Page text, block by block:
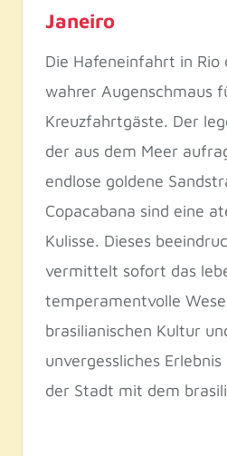
Janeiro
Die Hafeneinfahrt in Rio
wahrer Augenschmaus
Kreuzfahrtgäste. Der
der aus dem Meer
endlose goldene
Copacabana sind eine
Kulisse. Dieses
vermittelt sofort das
temperamentvolle
brasilianischen Kultur
unvergessliches
der Stadt mit dem